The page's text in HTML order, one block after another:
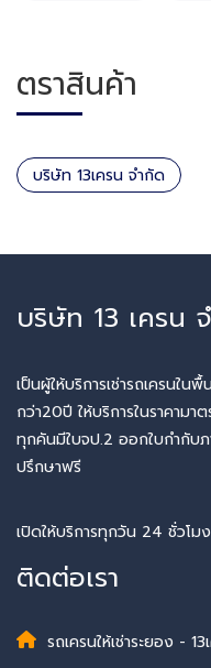
ตราสินค้า
บริษัท 13เครน จำกัด
บริษัท 13 เครน
เป็นผู้ให้บริการเช่ารถเครนใ
กว่า20ปี ให้บริการในราคาม
ทุกคันมีใบจป.2 ออกใบกำกับภ
ปรึกษาฟรี
เปิดให้บริการทุกวัน 24 ชั่วโมง
ติดต่อเรา
รถเครนให้เช่าระยอง - 13